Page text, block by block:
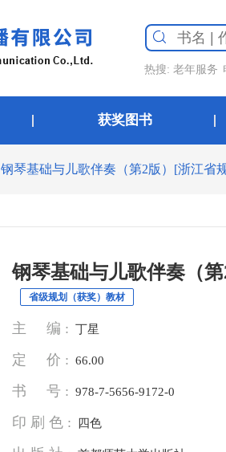
热搜: 老年服务
获奖图书
钢琴基础与儿歌伴奏（第2版）[浙江省
钢琴基础与儿歌伴奏（
省级规划（获奖）教材
主 编 : 丁星
定 价 : 66.00
书 号 : 978-7-5656-9172-0
印 刷 色 : 四色